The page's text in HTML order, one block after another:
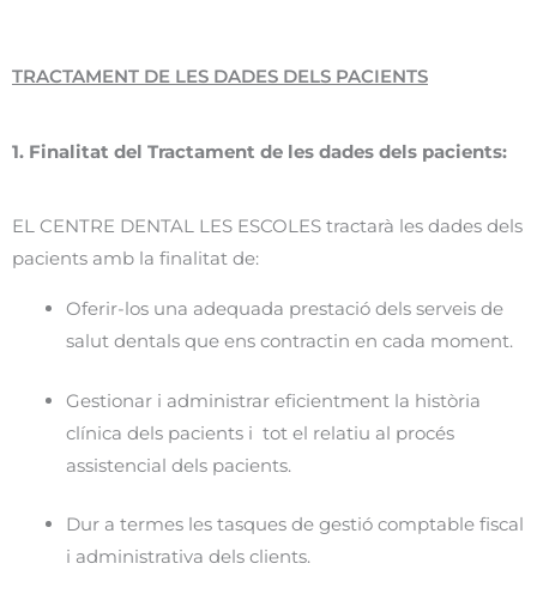
TRACTAMENT DE LES DADES DELS PACIENTS
1. Finalitat del Tractament de les dades dels pacients:
EL CENTRE DENTAL LES ESCOLES tractarà les dades dels
pacients amb la finalitat de:
Oferir-los una adequada prestació dels serveis de
salut dentals que ens contractin en cada moment.
Gestionar i administrar eficientment la història
clínica dels pacients i tot el relatiu al procés
assistencial dels pacients.
Dur a termes les tasques de gestió comptable fiscal
i administrativa dels clients.